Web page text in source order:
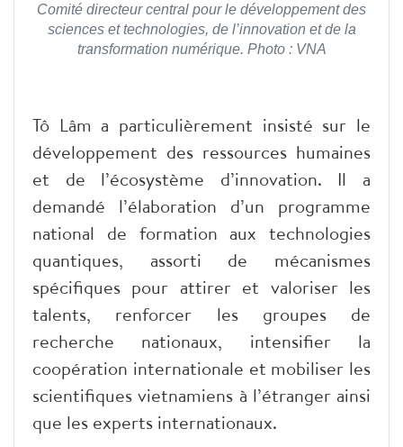
Comité directeur central pour le développement des
sciences et technologies, de l’innovation et de la
transformation numérique. Photo : VNA
Tô Lâm a particulièrement insisté sur le
développement des ressources humaines
et de l’écosystème d’innovation. Il a
demandé l’élaboration d’un programme
national de formation aux technologies
quantiques, assorti de mécanismes
spécifiques pour attirer et valoriser les
talents, renforcer les groupes de
recherche nationaux, intensifier la
coopération internationale et mobiliser les
scientifiques vietnamiens à l’étranger ainsi
que les experts internationaux.